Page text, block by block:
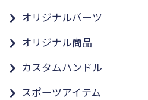
オリジナルパーツ
オリジナル商品
カスタムハンドル
スポーツアイテム